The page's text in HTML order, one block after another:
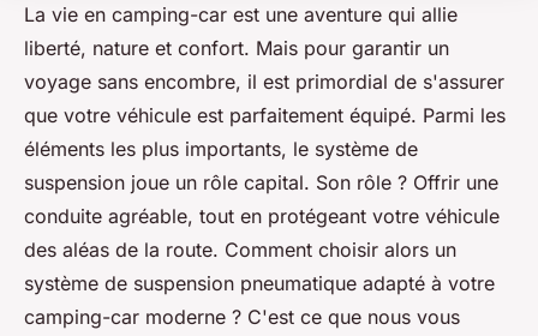
La vie en camping-car est une aventure qui allie
liberté, nature et confort. Mais pour garantir un
voyage sans encombre, il est primordial de s'assurer
que votre véhicule est parfaitement équipé. Parmi les
éléments les plus importants, le système de
suspension joue un rôle capital. Son rôle ? Offrir une
conduite agréable, tout en protégeant votre véhicule
des aléas de la route. Comment choisir alors un
système de suspension pneumatique adapté à votre
camping-car moderne ? C'est ce que nous vous